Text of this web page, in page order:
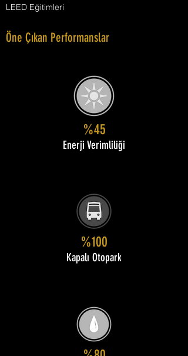
LEED Eğitimleri
Öne Çıkan Performanslar
%45
Enerji Verimliliği
%100
Kapalı Otopark